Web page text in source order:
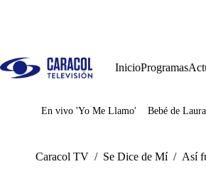
InicioProgramas
Juegos
En vivo 'Yo Me Llamo' Bebé de
Caracol TV / Se Dice de Mí / Así